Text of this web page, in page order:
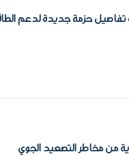
حزمة جديدة لدعم
من مخاطر التصعيد الجوي